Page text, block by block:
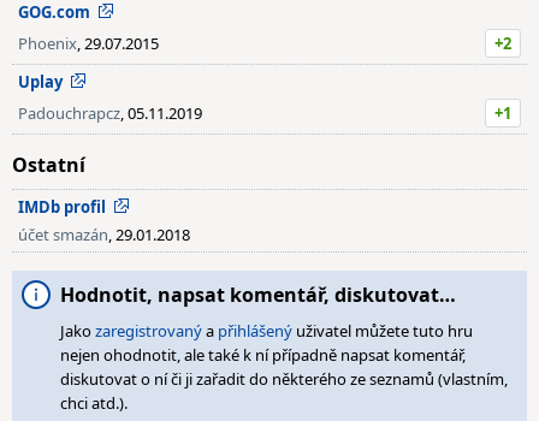
GOG.com
Phoenix, 29.07.2015
+2
Uplay
Padouchrapcz, 05.11.2019 +1
Ostatní
IMDb profil
účet smazán, 29.01.2018
Hodnotit, napsat komentář, diskutovat…
Jakozaregistrovanýa přihlášený uživatel můžete tuto hru
nejen ohodnotit, ale také k ní případně napsat komentář,
diskutovat o ní či ji zařadit do některého ze seznamů (vlastním,
chci atd.).